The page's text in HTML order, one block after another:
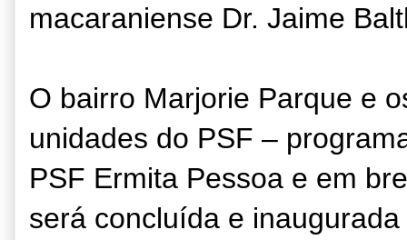
macaraniense Dr. Jaime
O bairro Marjorie Parque e
unidades do PSF –
PSF Ermita Pessoa e em
será concluída e